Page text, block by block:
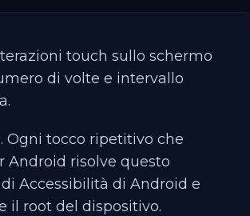
touch sullo schermo
di volte e intervallo
tocco ripetitivo che
Android risolve questo
Accessibilità di Android e
il root del dispositivo.